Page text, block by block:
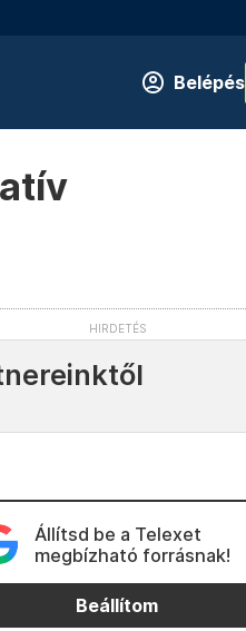
Belépés
Állítsd be a Telexet
megbízható forrásnak!
Beállítom